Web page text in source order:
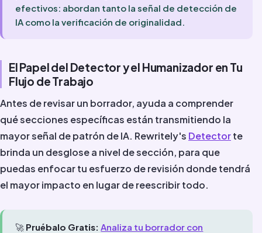
efectivos: abordan tanto la señal de detección de
IA como la verificación de originalidad.
El Papel del Detector y el Humanizador en Tu
Flujo de Trabajo
Antes de revisar un borrador, ayuda a comprender
qué secciones específicas están transmitiendo la
mayor señal de patrón de IA. Rewritely's Detectorte
brinda un desglose a nivel de sección, para que
puedas enfocar tu esfuerzo de revisión donde tendrá
el mayor impacto en lugar de reescribir todo.
🚀 Pruébalo Gratis: Analiza tu borrador con